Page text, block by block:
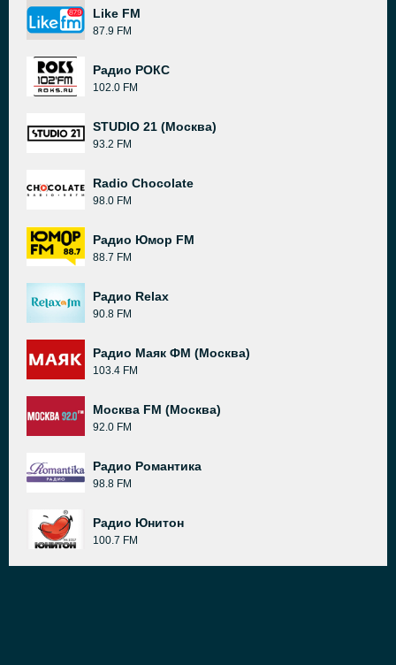
Like FM
87.9 FM
Радио РОКС
102.0 FM
STUDIO 21 (Москва)
93.2 FM
Radio Chocolate
98.0 FM
Радио Юмор FM
88.7 FM
Радио Relax
90.8 FM
Радио Маяк ФМ (Москва)
103.4 FM
Москва FM (Москва)
92.0 FM
Радио Романтика
98.8 FM
Радио Юнитон
100.7 FM